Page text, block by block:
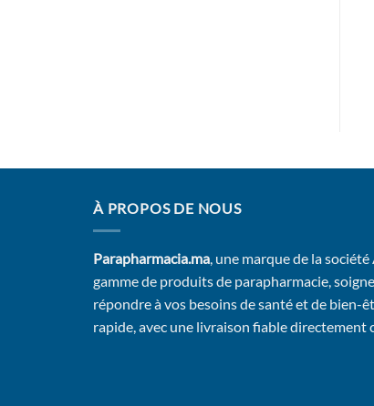
À PROPOS DE NOUS
Parapharmacia.ma , une marque de la
gamme de produits de parapharmacie,
répondre à vos besoins de santé et de bien-
rapide, avec une livraison fiable directement